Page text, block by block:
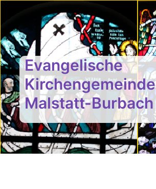
Evangelische
Kirchengemeinde
Malstatt-Burbach